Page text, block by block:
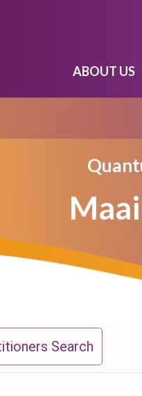
ABOUT US
Search